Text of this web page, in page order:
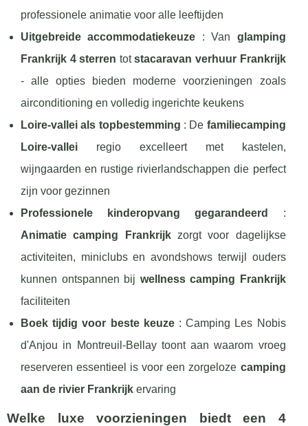
professionele animatie voor alle leeftijden
Uitgebreide accommodatiekeuze : Van glamping
Frankrijk 4 sterren totstacaravan verhuur Frankrijk
- alle opties bieden moderne voorzieningen zoals
airconditioning en volledig ingerichte keukens
Loire-vallei als topbestemming : De familiecamping
Loire-vallei regio excelleert met kastelen,
wijngaarden en rustige rivierlandschappen die perfect
zijn voor gezinnen
Professionele kinderopvang gegarandeerd
:
Animatie camping Frankrijkzorgt voor dagelijkse
activiteiten, miniclubs en avondshows terwijl ouders
kunnen ontspannen bij wellness camping Frankrijk
faciliteiten
Boek tijdig voor beste keuze: Camping Les Nobis
d'Anjou in Montreuil-Bellay toont aan waarom vroeg
reserveren essentieel is voor een zorgeloze camping
aan de rivier Frankrijk ervaring
Welke luxe voorzieningen biedt een 4